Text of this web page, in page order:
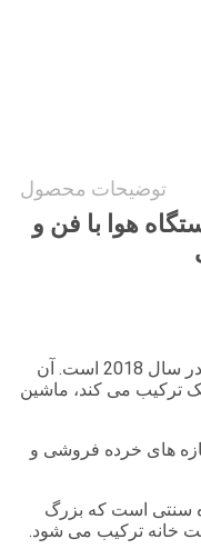
توضیحات محصول
هوا با فن و
آرک2 دستگاه طراحی جدید Crearoma در سال 2018 است. آن
ترکیب می کند، ماشین
های خرده فروشی و
سنتی است که بزرگ
خانه ترکیب می شود.